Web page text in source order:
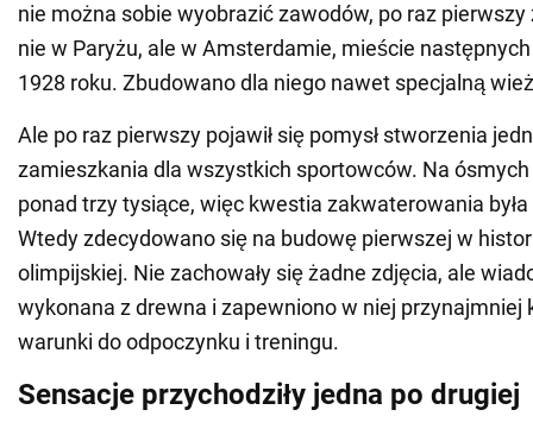
nie można sobie wyobrazić zawodów, po raz pierwszy
nie w Paryżu, ale w Amsterdamie, mieście
1928 roku. Zbudowano dla niego nawet specjalną
Ale po raz pierwszy pojawił się pomysł stworzenia
zamieszkania dla wszystkich sportowców. Na ósmych
ponad trzy tysiące, więc kwestia zakwaterowania
Wtedy zdecydowano się na budowę pierwszej w
olimpijskiej. Nie zachowały się żadne zdjęcia, ale
wykonana z drewna i zapewniono w niej przynajmniej
warunki do odpoczynku i treningu.
Sensacje przychodziły jedna po drugiej